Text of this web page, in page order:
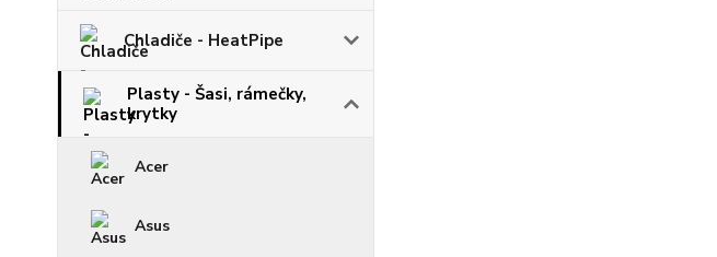
Chladiče - HeatPipe
Plasty - Šasi, rámečky,
krytky
Acer
Asus